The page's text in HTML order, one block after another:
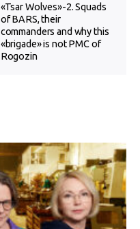
«Tsar Wolves»-2. Squads
of BARS, their
commanders and why this
«brigade» is not PMC of
Rogozin